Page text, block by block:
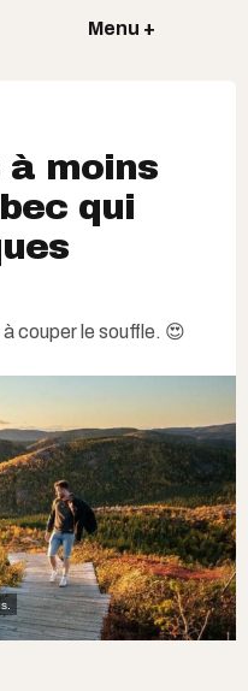
Menu +
à moins
qui
couper le souffle. 😍